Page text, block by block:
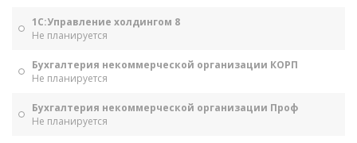
1С:Управление холдингом 8
Не планируется
Бухгалтерия некоммерческой организации КОРП
Не планируется
Бухгалтерия некоммерческой организации Проф
Не планируется